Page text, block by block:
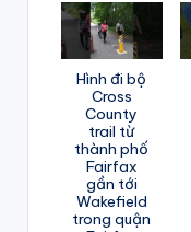
Hình đi bộ
Cross
County
trail từ
thành phố
Fairfax
gần tới
Wakefield
trong quận